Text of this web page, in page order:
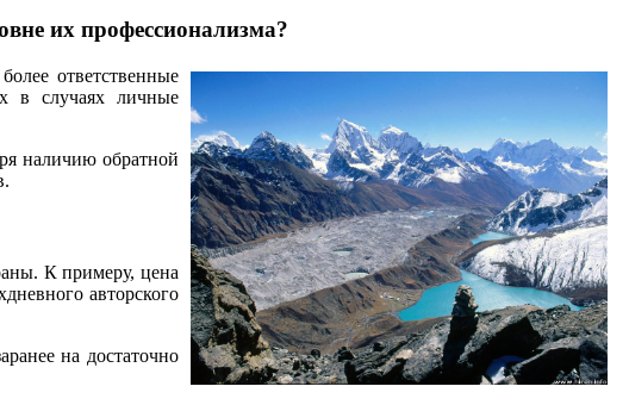
их профессионализма?
ответственные
в случаях личные
наличию обратной
К примеру, цена
авторского
на достаточно